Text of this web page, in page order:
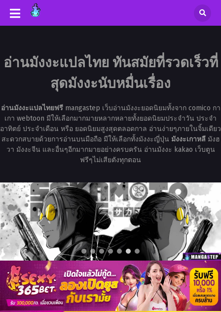
อ่านมังงะแปลไทย ทันสมัยที่รวดเร็วที่
สุดมังงะนับหมื่นเรื่อง
อ่านมังงะแปลไทยฟรีmangastep เว็บอ่านมังงะยอดนิยมทั้งจาก comico กา
เกา webtoon มีให้เลือกมากมายหลากหลายทั้งยอดนิยมประจำวัน ประจำ
อาทิตย์ ประจำเดือน หรือ ยอดนิยมสูงสุดตลอดกาล อ่านง่ายๆภายในจิ้มเดียว
สะดวกสบายด้วยการอ่านบนมือถือ มีให้เลือกทั้งมังงะญี่ปุ่น มังงะเกาหลีมังฮ
วา มังงะจีน และอื่นๆอีกมากมายอย่างครบครัน อ่านมังงะ kakao เว็บตูน
ฟรีๆไม่เสียตังทุกตอน